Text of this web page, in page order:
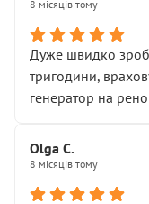
• належної уваги
• прозорості в
• реальної
“подивились і
На жаль,
Стосовно
8 місяців тому
Дуже швидко
тригодини,
генератор на
Olga С.
8 місяців тому